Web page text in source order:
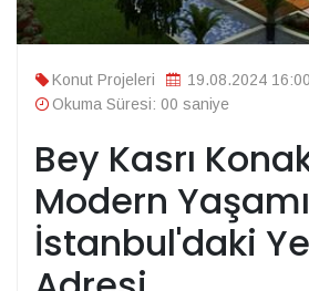
Konut Projeleri
19.08.2024 16:00
Okuma Süresi: 00 saniye
Bey Kasrı
Modern
İstanbul'daki